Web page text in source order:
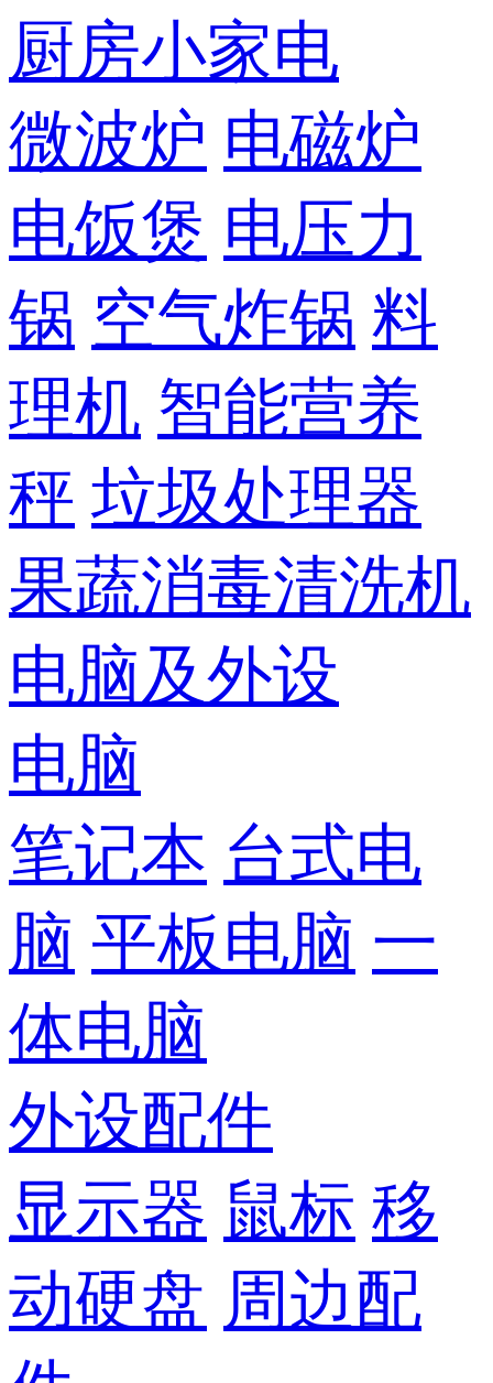
厨房小家电
微波炉 电磁炉
电饭煲 电压力
锅 空气炸锅 料
理机 智能营养
秤 垃圾处理器
果蔬消毒清洗机
电脑及外设
电脑
笔记本 台式电
脑 平板电脑 一
体电脑
外设配件
显示器 鼠标 移
动硬盘 周边配